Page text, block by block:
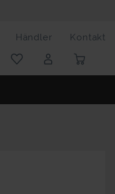
Händler Kontakt